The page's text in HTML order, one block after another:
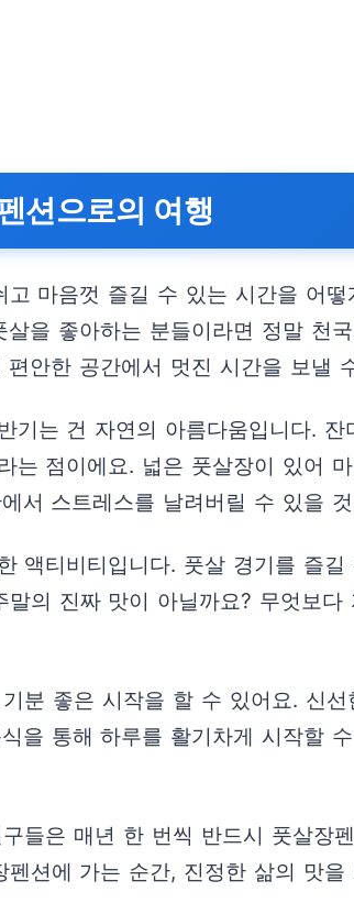
션으로의 여행
마음껏 즐길 수 있는 시간을 어
을 좋아하는 분들이라면 정말 천
안한 공간에서 멋진 시간을 보낼
기는 건 자연의 아름다움입니다.
는 점이에요. 넓은 풋살장이 있어
서 스트레스를 날려버릴 수 있을
액티비티입니다. 풋살 경기를 즐
말의 진짜 맛이 아닐까요? 무엇보
분 좋은 시작을 할 수 있어요. 신
을 통해 하루를 활기차게 시작할
들은 매년 한 번씩 반드시 풋살장
션에 가는 순간, 진정한 삶의 맛을